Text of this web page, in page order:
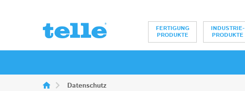
Erwin Telle GmbH
FERTIGUNG
PRODUKTE
INDUSTRIE-
PRODUKTE
Datenschutz